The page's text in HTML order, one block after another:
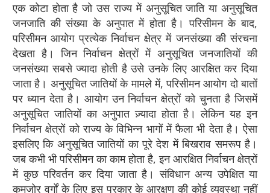
एक कोटा होता है जो उस राज्य में अनुसूचित जाति या अनुसूचित
जनजाति की संख्या के अनुपात में होता है। परिसीमन के बाद,
परिसीमन आयोग प्रत्येक निर्वाचन क्षेत्र में जनसंख्या की संरचना
देखता है। जिन निर्वाचन क्षेत्रों में अनुसूचित जनजातियों की
जनसंख्या सबसे ज्यादा होती है उसे उनके लिए आरक्षित कर दिया
जाता है। अनुसूचित जातियों के मामले में, परिसीमन आयोग दो बातों
पर ध्यान देता है। आयोग उन निर्वाचन क्षेत्रों को चुनता है जिसमें
अनुसूचित जातियों का अनुपात ज़्यादा होता है। लेकिन यह इन
निर्वाचन क्षेत्रों को राज्य के विभिन्न भागों में फैला भी देता है। ऐसा
इसलिए कि अनुसूचित जातियों का पूरे देश में बिखराव समरूप है।
जब कभी भी परिसीमन का काम होता है, इन आरक्षित निर्वाचन क्षेत्रों
में कुछ परिवर्तन कर दिया जाता है। संविधान अन्य उपेक्षित या
कमजोर वर्गों के लिए इस प्रकार के आरक्षण की कोई व्यवस्था नहीं